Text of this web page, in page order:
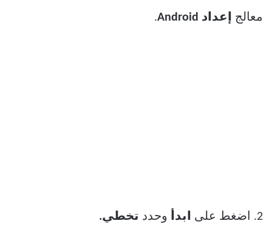
معالج إعداد Android .
2. اضغط على ابدأ وحدد تخطي.